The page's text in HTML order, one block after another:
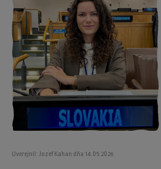
Uverejnil: Jozef Kahan dňa 14.05.2026